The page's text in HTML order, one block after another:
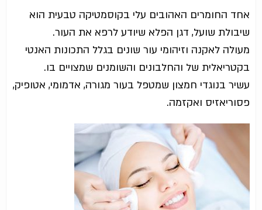
אחד החומרים האהובים עלי בקוסמטיקה טבעית הוא
שיבולת שועל, דגן הפלא שיודע לרפא את העור.
מעולה לאקנה וזיהומי עור שונים בגלל התכונות האנטי
בקטריאלית של והחלבונים והשומנים שמצויים בו.
עשיר בנוגדי חמצון שמטפל בעור מגורה, אדמומי, אטופיק,
פסוריאזיס ואקזמה.